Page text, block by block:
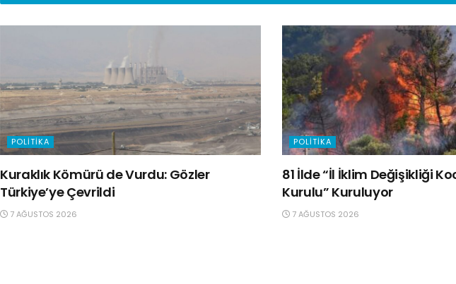
POLITIKA
Kuraklık Kömürü de Vurdu: Gözler
Türkiye’ye Çevrildi
7 AĞUSTOS 2026
POLITIKA
81 İlde “İl İklim Değişikliği
Kurulu” Kuruluyor
7 AĞUSTOS 2026